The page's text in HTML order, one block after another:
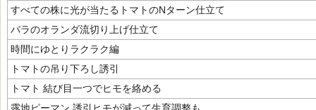
すべての株に光が当たるトマトのNターン仕立て
バラのオランダ流切り上げ仕立て
時間にゆとりラクラク編
トマトの吊り下ろし誘引
トマト 結び目一つでヒモを絡める